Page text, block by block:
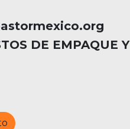
DE EMPAQUE Y